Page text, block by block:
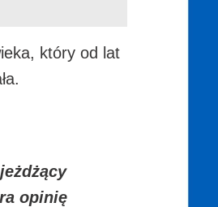
który od lat
opinię